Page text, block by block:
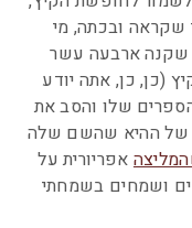
שקראה ובכתה, מי
שקנה ארבעה עשר
(כן, כן, אתה יודע
שלו והסב את
של ההיא שהשם שלה
אפריורית על
ושמחים בשמחתי